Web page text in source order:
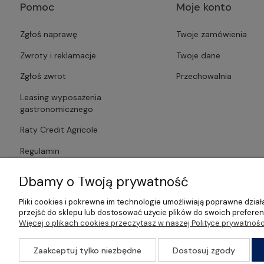
Pomoc
Zgłoś naprawę
Zwroty i reklamacje
Zgłoś zwrot
Leasing wyposażenia
gastronomicznego
Raty Credit Agricole
Regulamin
Moje konto
Twoje zamówienia
Twoje dane
Przechowalnia
©2026 Wszelkie Prawa Zastrzeżone | Gastrosklep | Wyposażenie
Dbamy o Twoją prywatność
Pliki cookies i pokrewne im technologie umożliwiają poprawne
przejść do sklepu lub dostosować użycie plików do swoich
Więcej o plikach cookies przeczytasz w naszej Polityce
Zaakceptuj tylko niezbędne Dostosuj zgody